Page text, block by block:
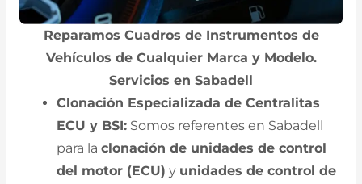
Reparamos Cuadros de Instrumentos de
Vehículos de Cualquier Marca y Modelo.
Servicios en Sabadell
Clonación Especializada de Centralitas
ECU y BSI: Somos referentes en Sabadell
para laclonación de unidades de control
del motor (ECU) y unidades de control de